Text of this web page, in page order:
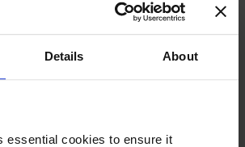
Details About
essential cookies to ensure it
店业